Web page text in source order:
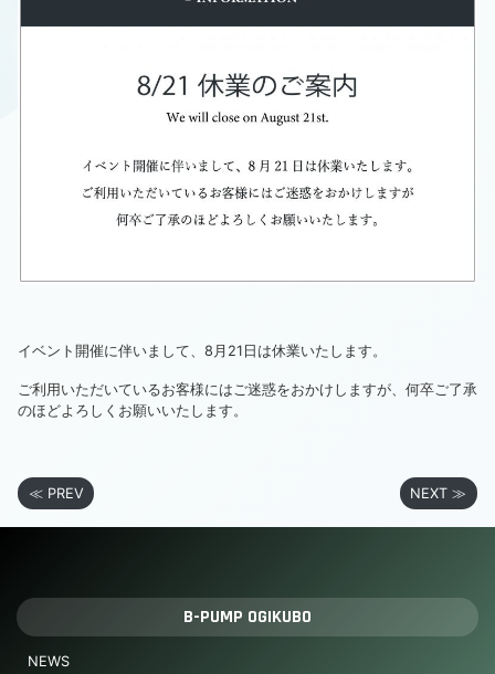
イベント開催に伴いまして、8月21日は休業いたします。
ご利用いただいているお客様にはご迷惑をおかけしますが、何卒ご了承
のほどよろしくお願いいたします。
≪ PREV NEXT ≫
B-PUMP OGIKUBO
NEWS